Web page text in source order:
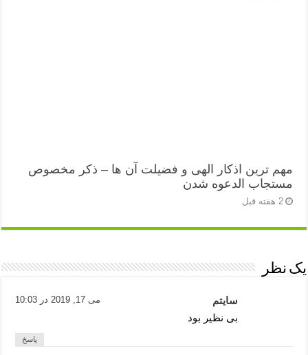
مهم ترین اذکار الهی و فضیلت آن ها – ذکر مخصوص
مستجاب الدعوه شدن
2 هفته قبل
یک نظر
سایتم می 17, 2019 در 10:03
بی نظیر بود
پاسخ